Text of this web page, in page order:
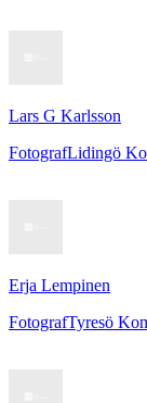
Lars G Karlsson
FotografLidingö
Erja Lempinen
FotografTyresö